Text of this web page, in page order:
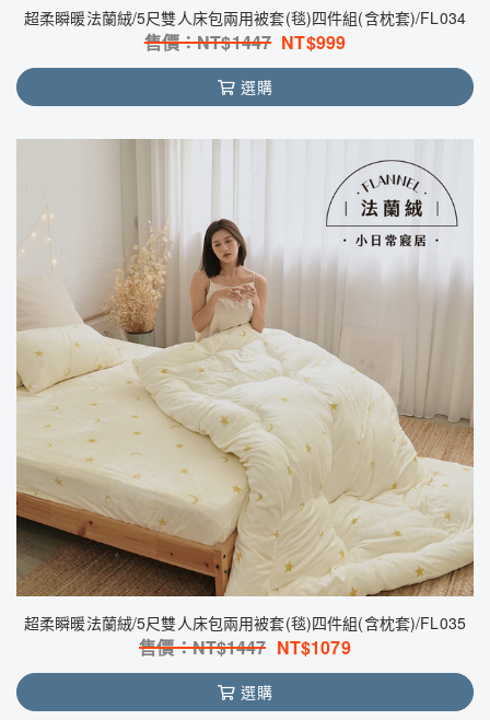
超柔瞬暖法蘭絨/5尺雙人床包兩用被套(毯)四件組(含枕套)/FL034
售價：NT$1447 NT$999
選購
超柔瞬暖法蘭絨/5尺雙人床包兩用被套(毯)四件組(含枕套)/FL035
售價：NT$1447 NT$1079
選購